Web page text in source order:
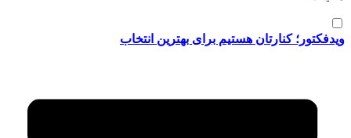
ویدفکتور؛ کنارتان هستیم برای بهترین انتخاب